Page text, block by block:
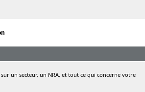
un secteur, un NRA, et tout ce qui concerne votre